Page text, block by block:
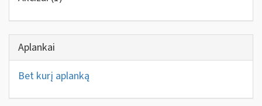
Aplankai
Bet kurį aplanką